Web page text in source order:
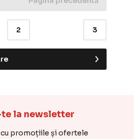
2 3
te la newsletter
cu promoțiile și ofertele